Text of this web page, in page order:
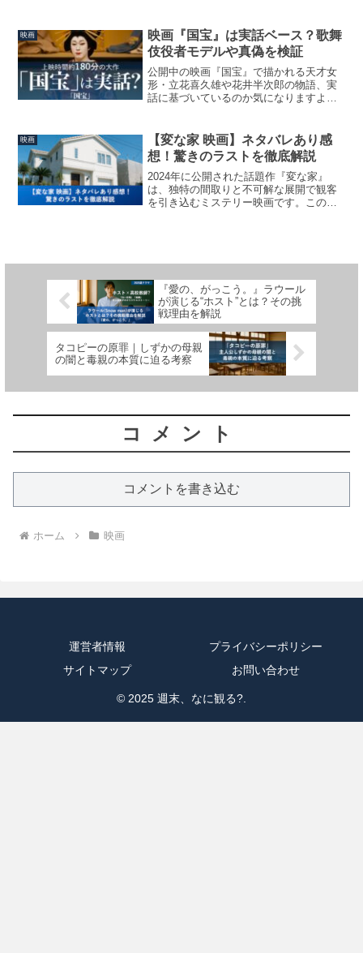
り巡らされた伏線と、それが終盤で一気
に回収される構成...
映画
映画『国宝』は実話ベース？歌舞
伎役者モデルや真偽を検証
公開中の映画『国宝』で描かれる天才女
形・立花喜久雄や花井半次郎の物語、実
話に基づいているのか気になりますよ
歌舞伎役者ではないかと話題です。この
記事では「実話なの？」「モ...
映画
【変な家 映画】ネタバレあり感
想！驚きのラストを徹底解説
2024年に公開された話題作『変な家』
は、独特の間取りと不可解な展開で観客
を引き込むミステリー映画です。この記
『愛の、がっこう。』ラウール
が演じる“ホスト”とは？その挑
戦理由を解説
タコピーの原罪｜しずかの母親
の闇と毒親の本質に迫る考察
コメント
コメントを書き込む
ホーム 映画
運営者情報
プライバシーポリシー
サイトマップ
お問い合わせ
© 2025 週末、なに観る?.